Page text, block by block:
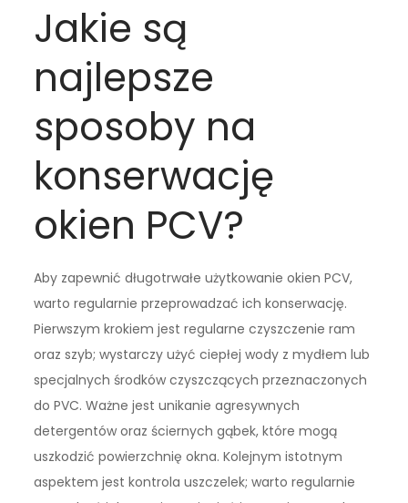
Jakie są
najlepsze
sposoby na
konserwację
okien PCV?
Aby zapewnić długotrwałe użytkowanie okien PCV,
warto regularnie przeprowadzać ich konserwację.
Pierwszym krokiem jest regularne czyszczenie ram
oraz szyb; wystarczy użyć ciepłej wody z mydłem lub
specjalnych środków czyszczących przeznaczonych
do PVC. Ważne jest unikanie agresywnych
detergentów oraz ściernych gąbek, które mogą
uszkodzić powierzchnię okna. Kolejnym istotnym
aspektem jest kontrola uszczelek; warto regularnie